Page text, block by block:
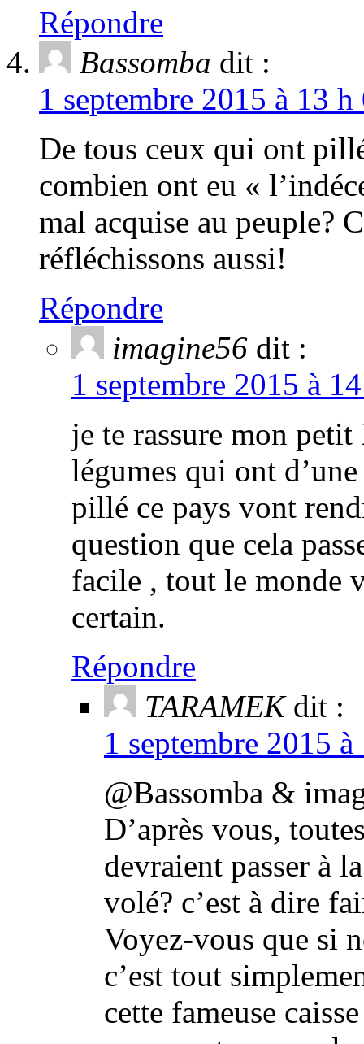
Répondre
Bassomba dit :
1 septembre 2015 à 13
De tous ceux qui ont
combien ont eu «
mal acquise au peuple?
réfléchissons aussi!
Répondre
imagine56 dit :
1 septembre 2015 à
je te rassure mon petit
légumes qui ont
pillé ce pays vont
question que cela
facile , tout le monde
certain.
Répondre
TARAMEK dit :
1 septembre 2015
@Bassomba &
D’après vous,
devraient passer à
volé? c’est à dire
Voyez-vous que si
c’est tout
cette fameuse